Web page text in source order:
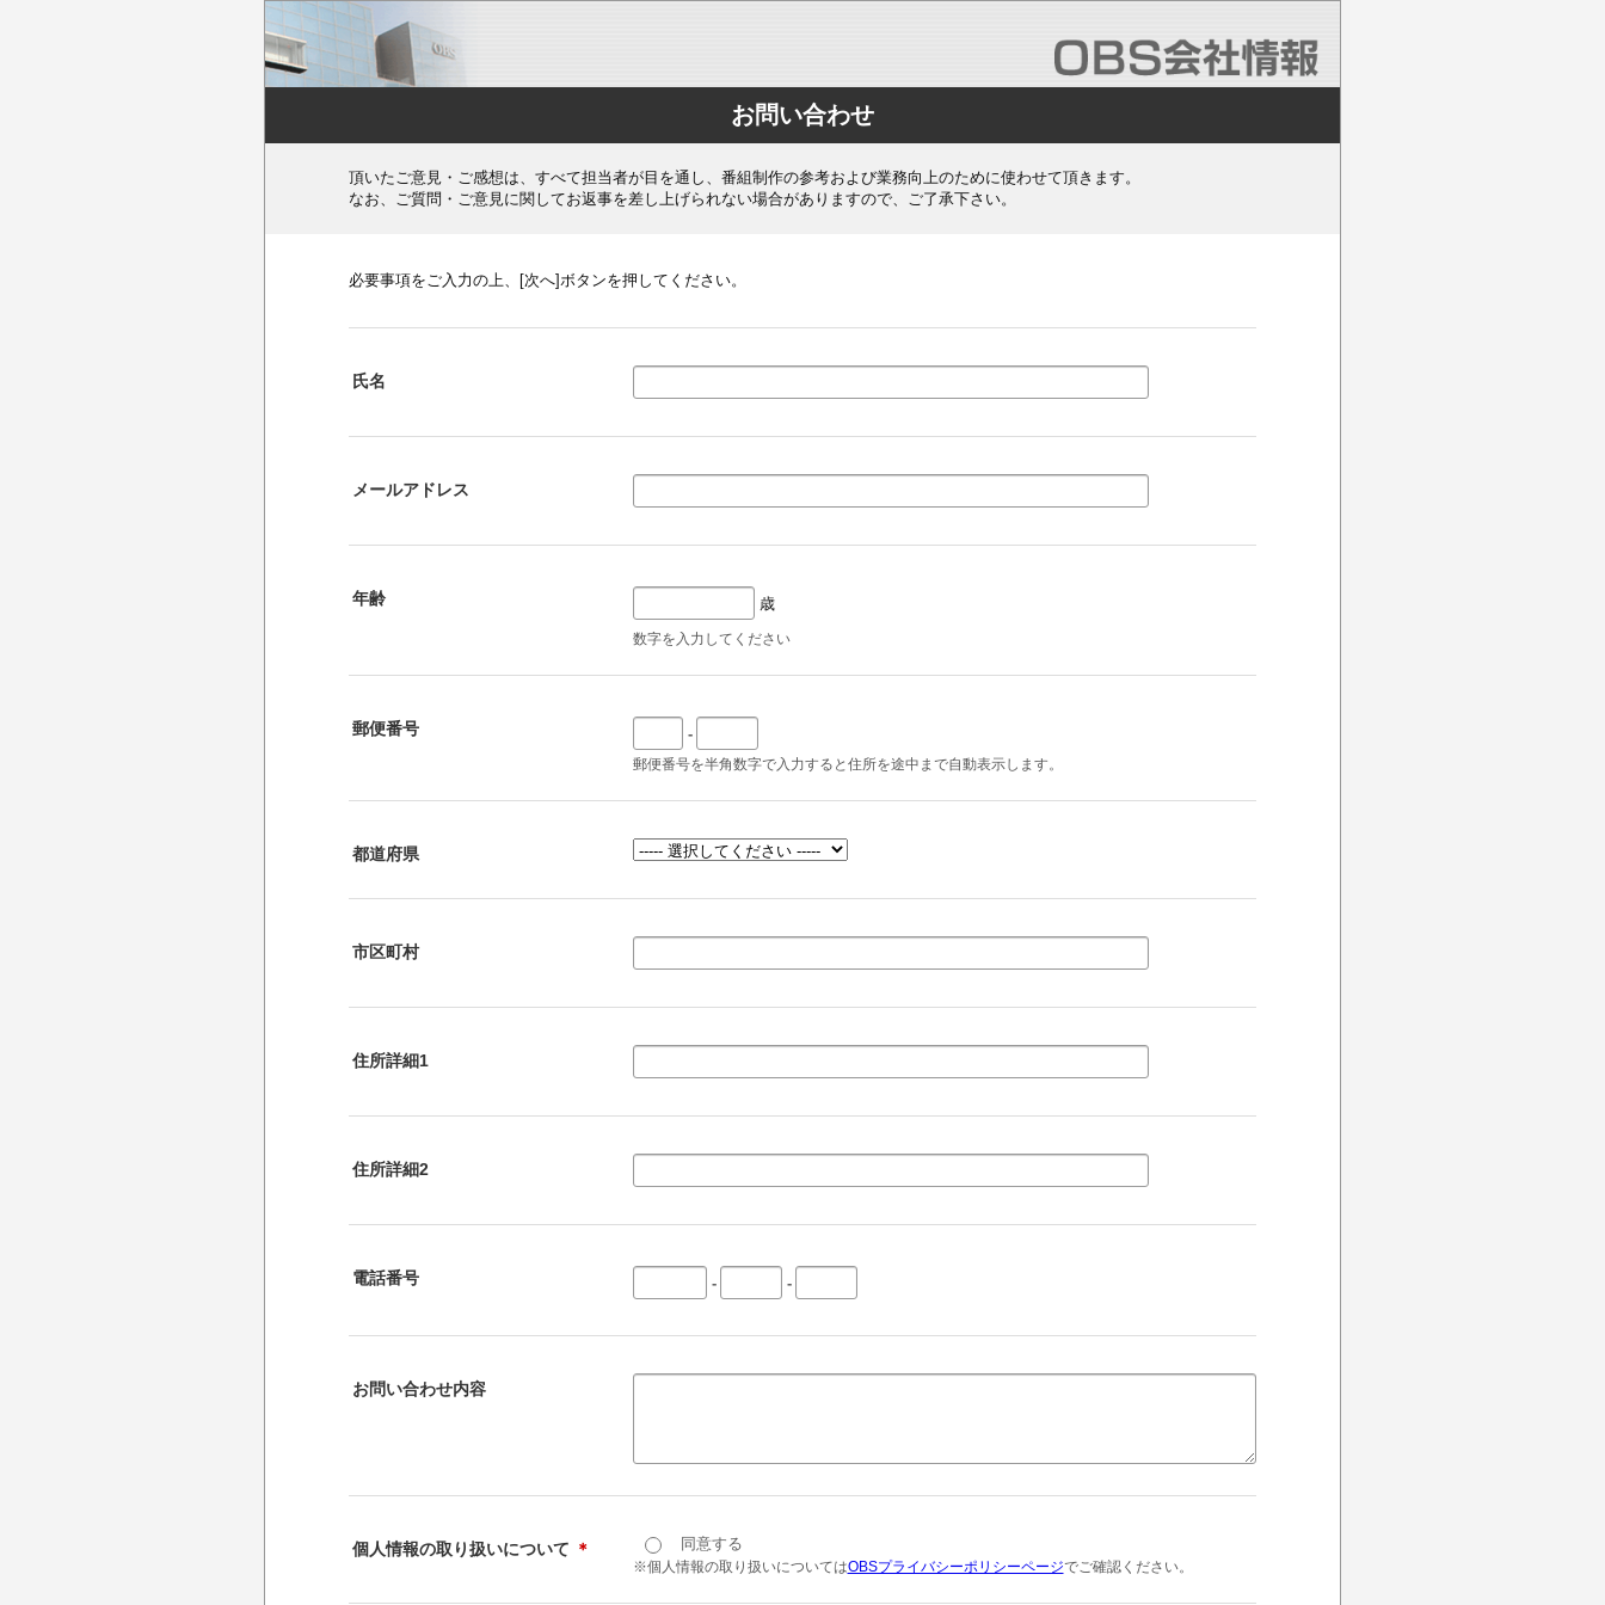
お問い合わせ
頂いたご意見・ご感想は、すべて担当者が目を通し、番組制作の参考および業務向上のために使わせて頂きます。
なお、ご質問・ご意見に関してお返事を差し上げられない場合がありますので、ご了承下さい。
必要事項をご入力の上、[次へ]ボタンを押してください。
氏名
メールアドレス
年齢 歳
数字を入力してください
郵便番号 -
郵便番号を半角数字で入力すると住所を途中まで自動表示します。
都道府県
市区町村
住所詳細1
住所詳細2
電話番号 - -
お問い合わせ内容
個人情報の取り扱いについて ＊ 同意する
※個人情報の取り扱いについてはOBSプライバシーポリシーページでご確認ください。